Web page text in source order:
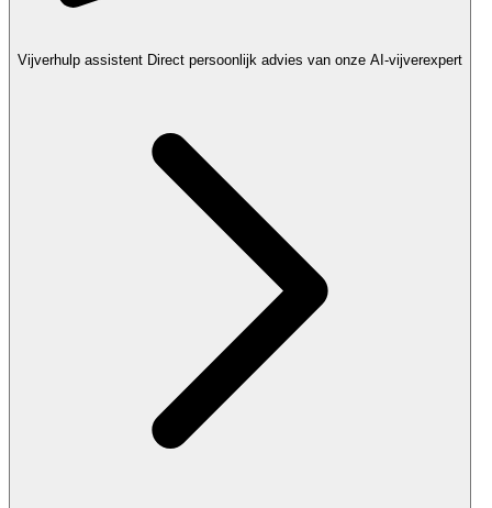
Vijverhulp assistent Direct persoonlijk advies van onze AI-vijverexpert